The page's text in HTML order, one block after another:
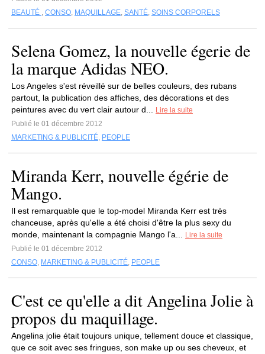
BEAUTÉ , CONSO, MAQUILLAGE, SANTÉ, SOINS CORPORELS
Selena Gomez, la nouvelle égerie de
la marque Adidas NEO.
Los Angeles s'est réveillé sur de belles couleurs, des rubans
partout, la publication des affiches, des décorations et des
peintures avec du vert clair autour d...
Lire la suite
Publié le 01 décembre 2012
MARKETING & PUBLICITÉ, PEOPLE
Miranda Kerr, nouvelle égérie de
Mango.
Il est remarquable que le top-model Miranda Kerr est très
chanceuse, après qu'elle a été choisi d'être la plus sexy du
monde, maintenant la compagnie Mango l'a...
Lire la suite
Publié le 01 décembre 2012
CONSO, MARKETING & PUBLICITÉ, PEOPLE
C'est ce qu'elle a dit Angelina Jolie à
propos du maquillage.
Angelina jolie était toujours unique, tellement douce et classique,
que ce soit avec ses fringues, son make up ou ses cheveux, et